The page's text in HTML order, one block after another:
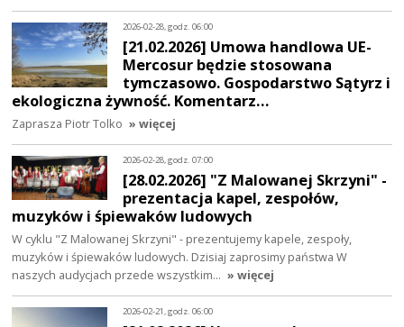
2026-02-28, godz. 06:00
[21.02.2026] Umowa handlowa UE-
Mercosur będzie stosowana
tymczasowo. Gospodarstwo Sątyrz i
ekologiczna żywność. Komentarz…
Zaprasza Piotr Tolko » więcej
2026-02-28, godz. 07:00
[28.02.2026] "Z Malowanej Skrzyni" -
prezentacja kapel, zespołów,
muzyków i śpiewaków ludowych
W cyklu "Z Malowanej Skrzyni" - prezentujemy kapele, zespoły,
muzyków i śpiewaków ludowych. Dzisiaj zaprosimy państwa W
naszych audycjach przede wszystkim… » więcej
2026-02-21, godz. 06:00